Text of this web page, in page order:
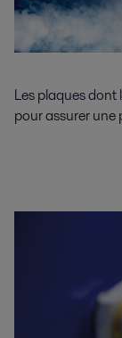
Les plaques dont
pour assurer une